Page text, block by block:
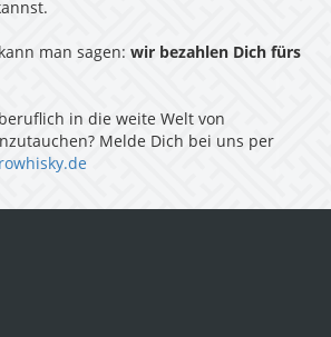
man sagen: wir bezahlen Dich fürs
in die weite Welt von
Melde Dich bei uns per